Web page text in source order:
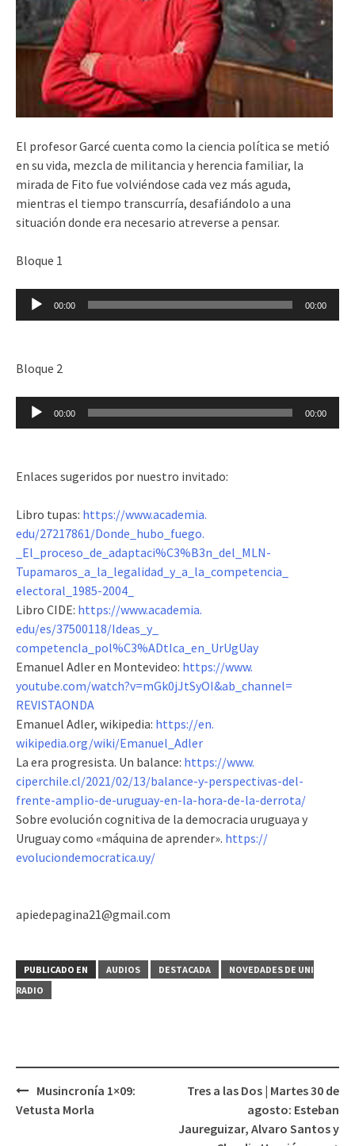
El profesor Garcé cuenta como la ciencia política se metió
en su vida, mezcla de militancia y herencia familiar, la
mirada de Fito fue volviéndose cada vez más aguda,
mientras el tiempo transcurría, desafiándolo a una
situación donde era necesario atreverse a pensar.
Bloque 1
Reproductor
de
00:00 00:00
Bloque 2
Reproductor
de
00:00 00:00
Enlaces sugeridos por nuestro invitado:
Libro tupas: https://www.academia.
edu/27217861/Donde_hubo_fuego.
_El_proceso_de_adaptaci%C3%B3n_del_MLN-
Tupamaros_a_la_ legalidad_y_a_la_competencia_
electoral_1985-2004_
Libro CIDE: https://www.academia.
edu/es/37500118/Ideas_y_
competencIa_pol%C3%ADtIca_en_ UrUgUay
Emanuel Adler en Montevideo: https://www.
youtube.com/watch?v=mGk0jJtSyOI&ab_channel=
REVISTAONDA
Emanuel Adler, wikipedia: https://en.
wikipedia.org/wiki/Emanuel_ Adler
La era progresista. Un balance: https://www.
ciperchile.cl/2021/02/13/balance-y-perspectivas-del-
frente-amplio-de-uruguay-en-la-hora-de-la-derrota/
Sobre evolución cognitiva de la democracia uruguaya y
Uruguay como «máquina de aprender». https://
evoluciondemocratica.uy/
apiedepagina21@gmail.com
PUBLICADO EN AUDIOS DESTACADA
NOVEDADES DE UNI
RADIO
Navegación
Musincronía 1×09:
Vetusta Morla
Tres a las Dos | Martes 30 de
agosto: Esteban
Jaureguizar, Alvaro Santos y